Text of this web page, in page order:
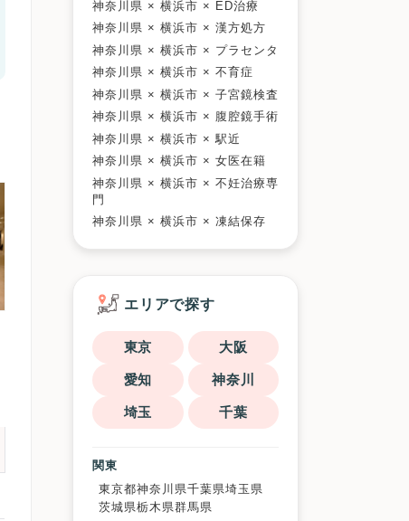
神奈川県 × 横浜市 × ED治療
神奈川県 × 横浜市 × 漢方処方
神奈川県 × 横浜市 × プラセンタ
神奈川県 × 横浜市 × 不育症
神奈川県 × 横浜市 × 子宮鏡検査
神奈川県 × 横浜市 × 腹腔鏡手術
神奈川県 × 横浜市 × 駅近
神奈川県 × 横浜市 × 女医在籍
神奈川県 × 横浜市 × 不妊治療専
門
神奈川県 × 横浜市 × 凍結保存
エリアで探す
東京 大阪
愛知 神奈川
埼玉 千葉
関東
東京都神奈川県千葉県埼玉県
茨城県栃木県群馬県